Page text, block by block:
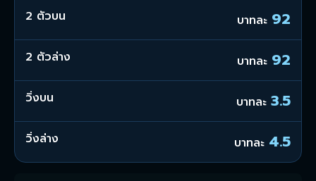
2 ตัวบน บาทละ 92
2 ตัวล่าง บาทละ 92
วิ่งบน บาทละ 3.5
วิ่งล่าง บาทละ 4.5